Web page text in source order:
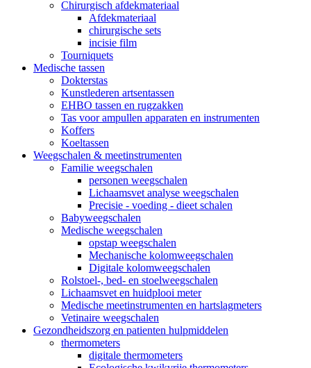
Chirurgisch afdekmateriaal
Afdekmateriaal
chirurgische sets
incisie film
Tourniquets
Medische tassen
Dokterstas
Kunstlederen artsentassen
EHBO tassen en rugzakken
Tas voor ampullen apparaten en instrumenten
Koffers
Koeltassen
Weegschalen & meetinstrumenten
Familie weegschalen
personen weegschalen
Lichaamsvet analyse weegschalen
Precisie - voeding - dieet schalen
Babyweegschalen
Medische weegschalen
opstap weegschalen
Mechanische kolomweegschalen
Digitale kolomweegschalen
Rolstoel-, bed- en stoelweegschalen
Lichaamsvet en huidplooi meter
Medische meetinstrumenten en hartslagmeters
Vetinaire weegschalen
Gezondheidszorg en patienten hulpmiddelen
thermometers
digitale thermometers